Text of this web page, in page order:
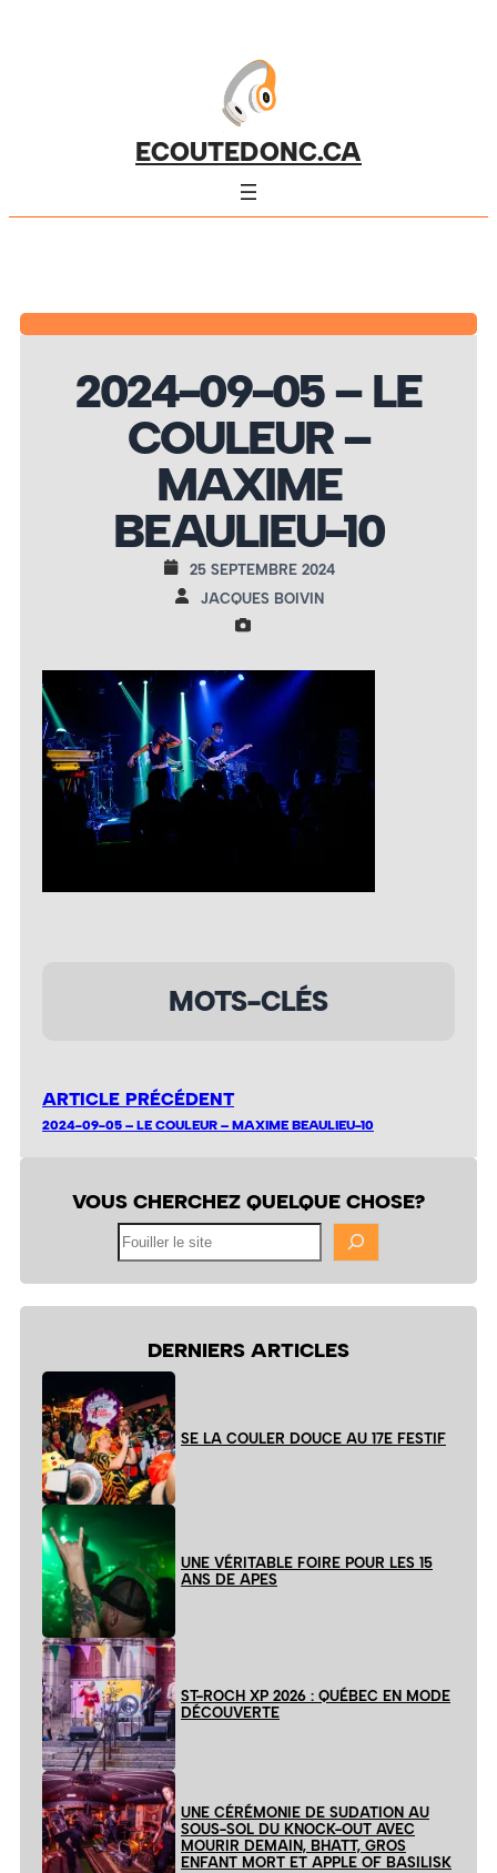
ECOUTEDONC.CA
2024-09-05 – LE
COULEUR –
MAXIME
BEAULIEU-10
25 SEPTEMBRE 2024
JACQUES BOIVIN
MOTS-CLÉS
ARTICLE PRÉCÉDENT
2024-09-05 – LE COULEUR – MAXIME BEAULIEU-10
VOUS CHERCHEZ QUELQUE CHOSE?
DERNIERS ARTICLES
SE LA COULER DOUCE AU 17E FESTIF
UNE VÉRITABLE FOIRE POUR LES 15
ANS DE APES
ST-ROCH XP 2026 : QUÉBEC EN MODE
DÉCOUVERTE
UNE CÉRÉMONIE DE SUDATION AU
SOUS-SOL DU KNOCK-OUT AVEC
MOURIR DEMAIN, BHATT, GROS
ENFANT MORT ET APPLE OF BASILISK